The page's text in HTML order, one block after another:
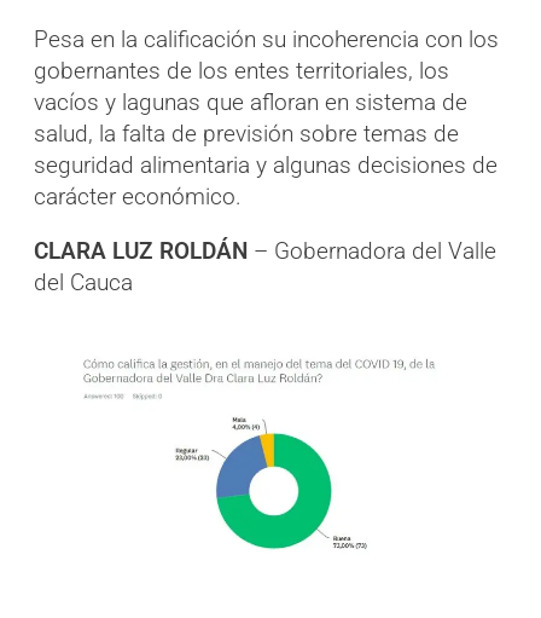
Pesa en la calificación su incoherencia con los
gobernantes de los entes territoriales, los
vacíos y lagunas que afloran en sistema de
salud, la falta de previsión sobre temas de
seguridad alimentaria y algunas decisiones de
carácter económico.
CLARA LUZ ROLDÁN – Gobernadora del Valle
del Cauca